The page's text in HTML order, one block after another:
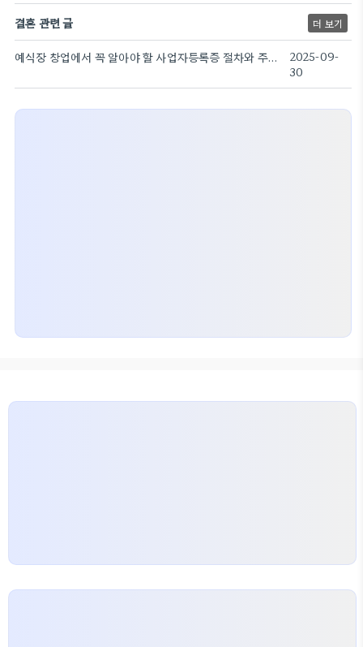
결혼 관련 글 더 보기
예식장 창업에서 꼭 알아야 할 사업자등록증 절차와 주소 관리
2025-09-
30